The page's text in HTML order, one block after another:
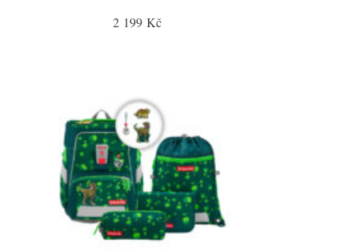
2 199 Kč